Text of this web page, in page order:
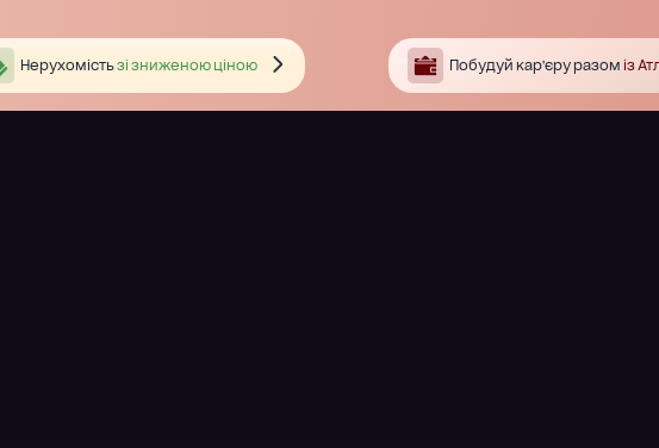
Нерухомістьзі зниженою ціною Побудуй кар’єру разом із